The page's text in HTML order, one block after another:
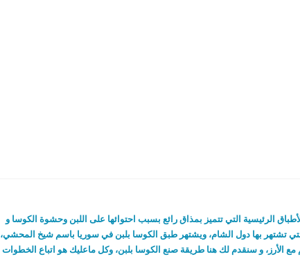
الرئيسية التي تتميز بمذاق رائع بسبب احتوائها على اللبن وحشوة الكوسا و
تشتهر بها دول الشام، ويشتهر طبق الكوسا بلبن في سوريا باسم شيخ المحشي،
مع الأرز، و سنقدم لك هنا طريقة صنع الكوسا بلبن، وكل ماعليك هو اتباع الخطوات